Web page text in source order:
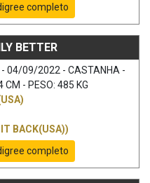
completo
BETTER
- 04/09/2022 - CASTANHA -
CM - PESO: 485 KG
BACK(USA))
completo